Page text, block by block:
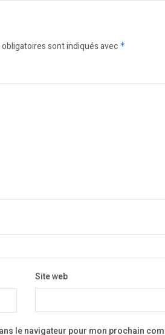
sont indiqués avec *
Site web
le navigateur pour mon prochain